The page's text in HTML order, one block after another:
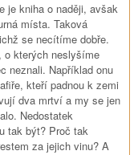
je kniha o naději, avšak
místa. Taková
se necítíme dobře.
o kterých neslyšíme
neznali. Například onu
kteří padnou k zemi
dva mrtví a my se jen
Nedostatek
tak být? Proč tak
za jejich vinu? A